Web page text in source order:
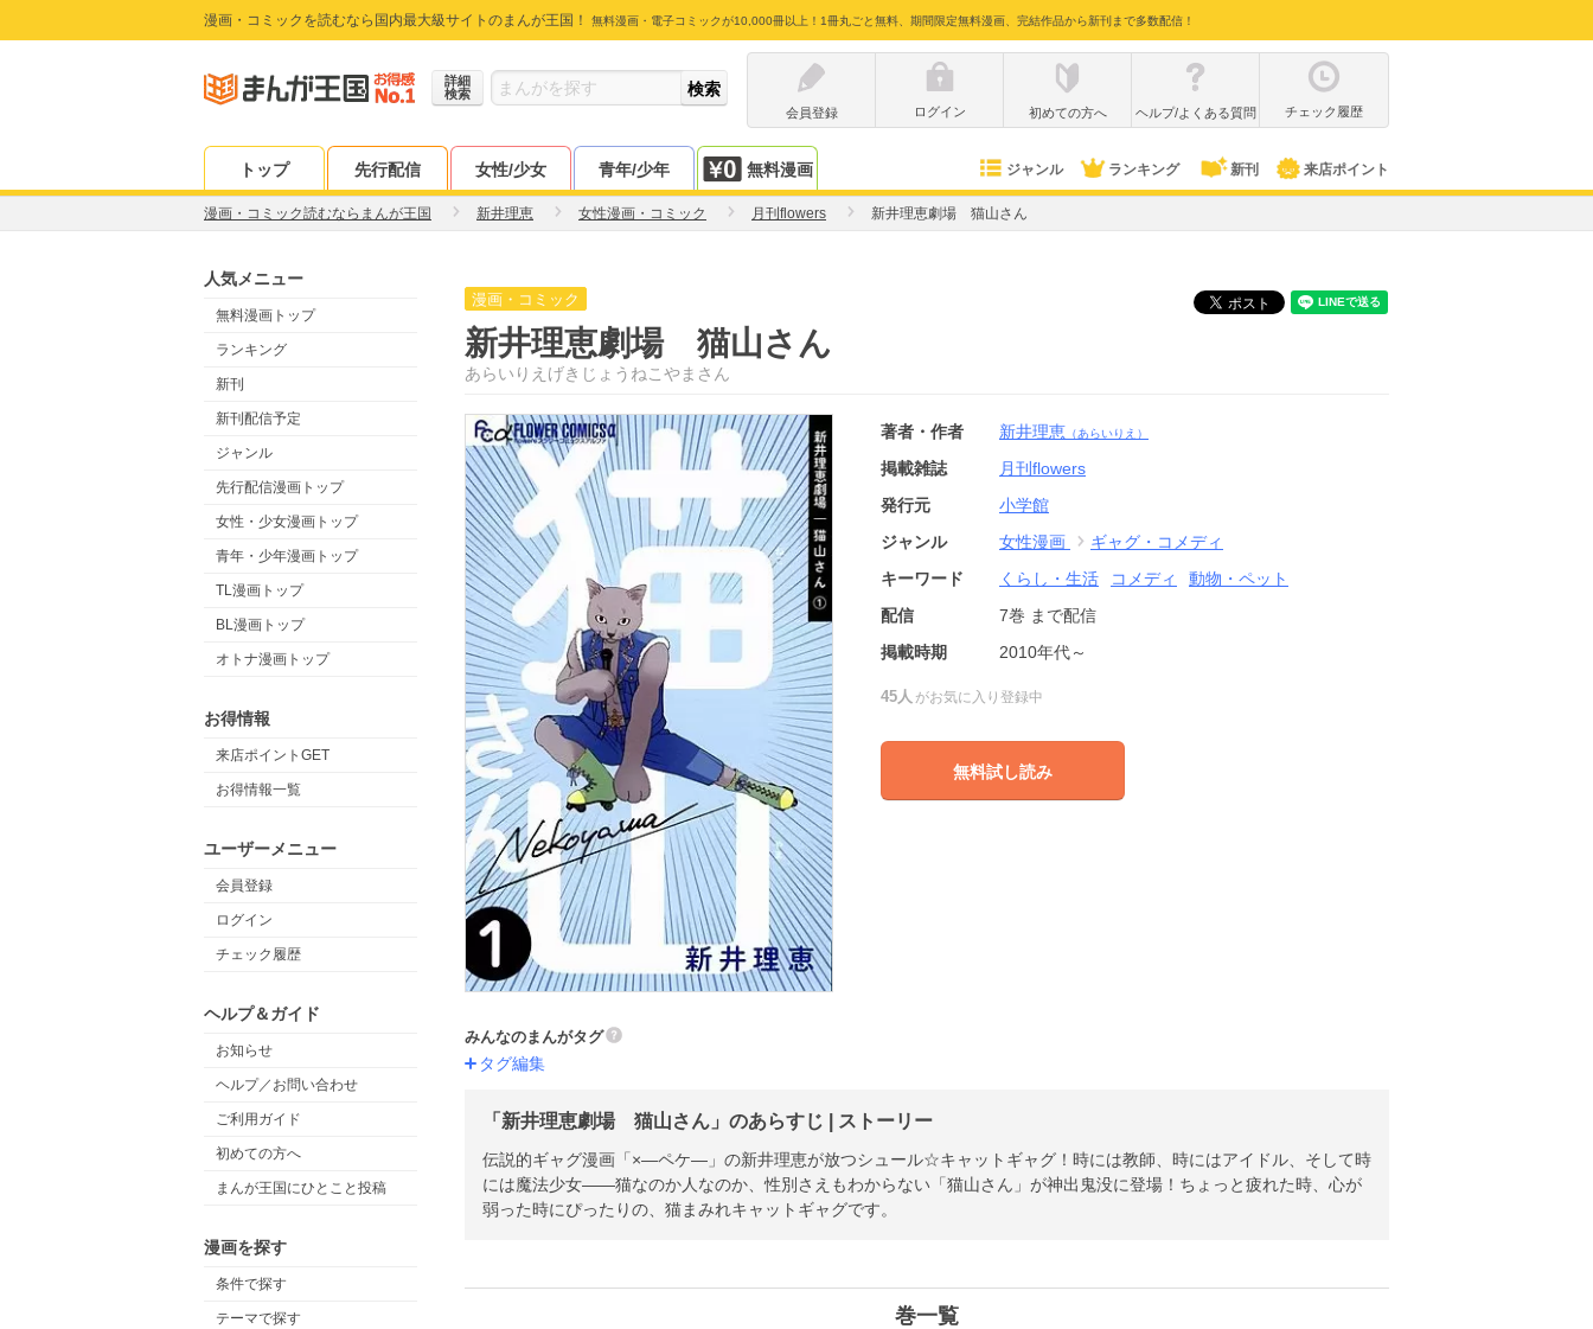
漫画・コミックを読むなら国内最大級サイトのまんが王国！ 無料漫画・電子コミックが10,000冊以上！1冊丸ごと無料、期間限定無料漫画、完結作品から新刊まで多数配信！
詳細
検索
会員登録
ログイン 初めての方へ ヘルプ/よくある質問 チェック履歴
トップ 先行配信 女性/少女 青年/少年 無料漫画 ジャンル ランキング 新刊 来店ポイント
漫画・コミック読むならまんが王国 新井理恵 女性漫画・コミック 月刊flowers 新井理恵劇場 猫山さん
人気メニュー
無料漫画トップ
ランキング
新刊
新刊配信予定
ジャンル
先行配信漫画トップ
女性・少女漫画トップ
青年・少年漫画トップ
TL漫画トップ
BL漫画トップ
オトナ漫画トップ
お得情報
来店ポイントGET
お得情報一覧
ユーザーメニュー
会員登録
ログイン
チェック履歴
ヘルプ＆ガイド
お知らせ
ヘルプ／お問い合わせ
ご利用ガイド
初めての方へ
まんが王国にひとこと投稿
漫画を探す
条件で探す
テーマで探す
漫画・コミック
新井理恵劇場 猫山さん
あらいりえげきじょうねこやまさん
著者・作者 新井理恵 （あらいりえ）
掲載雑誌
月刊flowers
発行元
小学館
ジャンル
女性漫画
ギャグ・コメディ
キーワード
くらし・生活 コメディ
動物・ペット
配信
7巻 まで配信
掲載時期
2010年代～
45人 がお気に入り登録中
無料試し読み
みんなのまんがタグ
タグ編集
「新井理恵劇場 猫山さん」のあらすじ | ストーリー
伝説的ギャグ漫画「×―ペケ―」の新井理恵が放つシュール☆キャットギャグ！時には教師、時にはアイドル、そして時
には魔法少女――猫なのか人なのか、性別さえもわからない「猫山さん」が神出鬼没に登場！ちょっと疲れた時、心が
弱った時にぴったりの、猫まみれキャットギャグです。
巻一覧